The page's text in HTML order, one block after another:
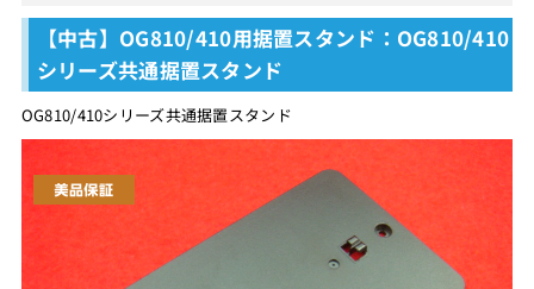
【中古】OG810/410用据置スタンド：OG810/410
シリーズ共通据置スタンド
OG810/410シリーズ共通据置スタンド